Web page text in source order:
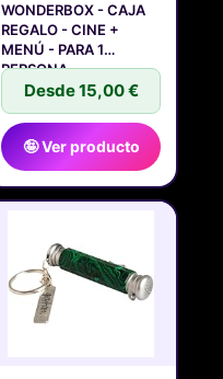
WONDERBOX - CAJA
REGALO - CINE +
MENÚ - PARA 1
PERSONA
Desde 15,00 €
🤪 Ver producto